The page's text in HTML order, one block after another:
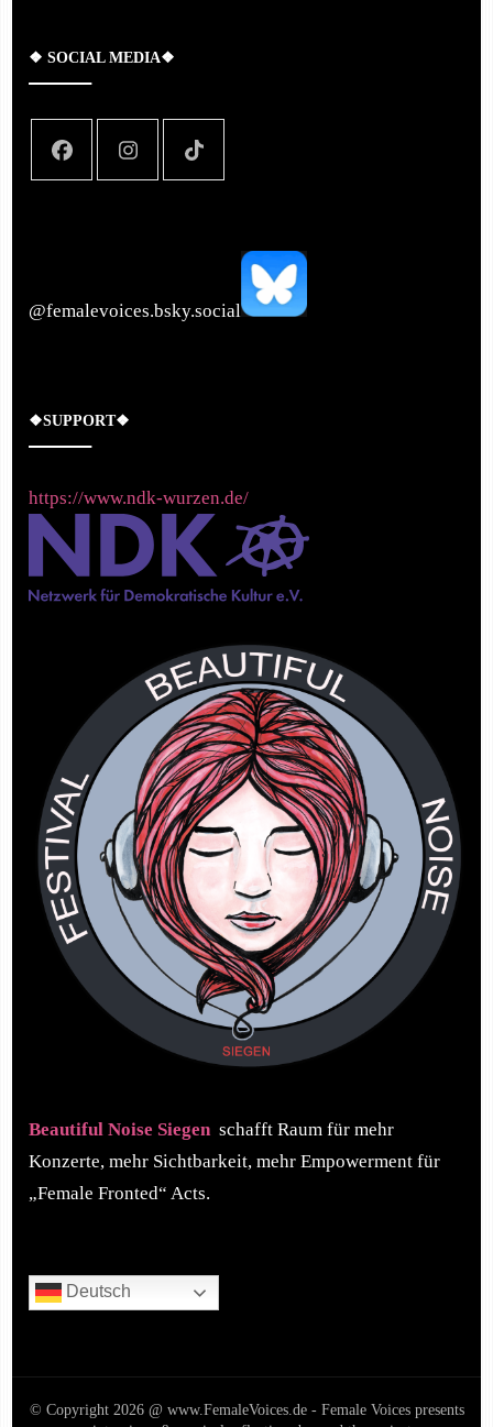
❖ SOCIAL MEDIA❖
‪@femalevoices.bsky.social‬
❖SUPPORT❖
https://www.ndk-wurzen.de/
Beautiful Noise Siegen schafft Raum für mehr
Konzerte, mehr Sichtbarkeit, mehr Empowerment für
„Female Fronted“ Acts.
Deutsch
© Copyright 2026 @ www.FemaleVoices.de - Female Voices presents